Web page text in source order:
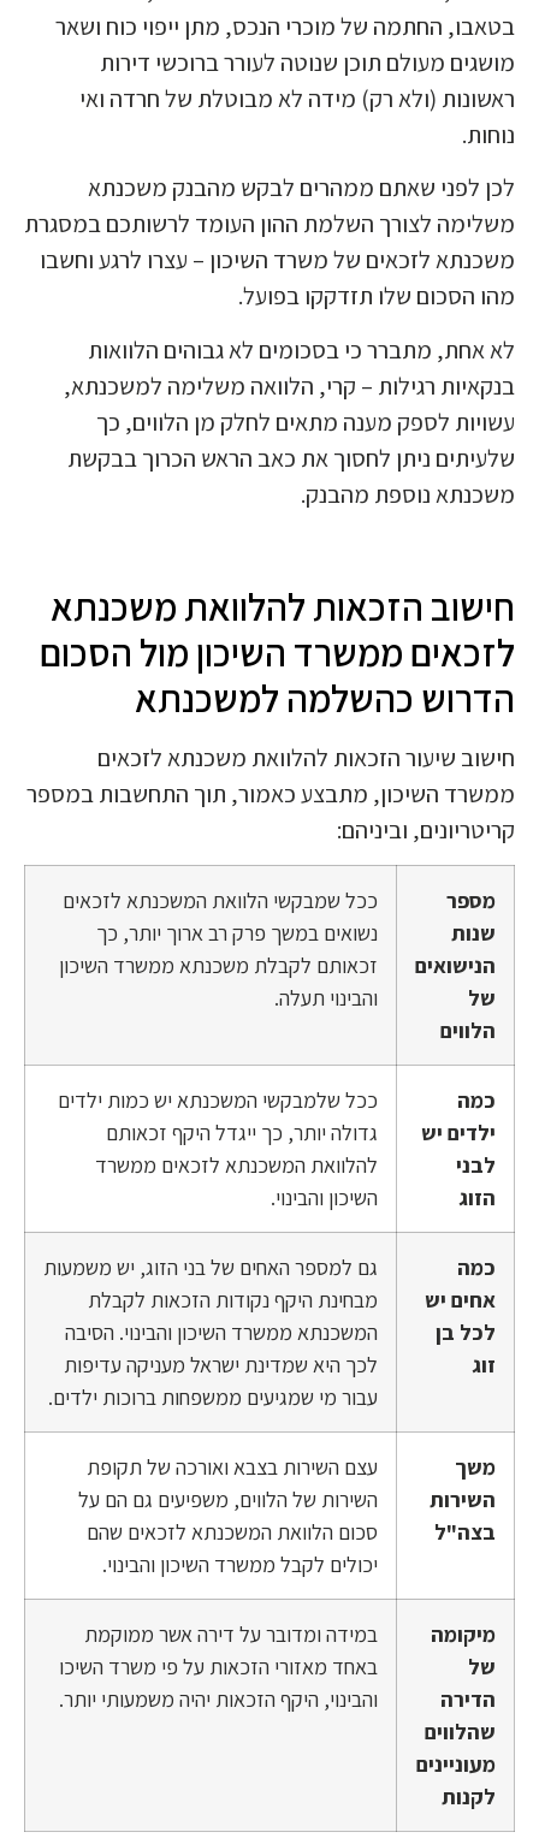
בטאבו, החתמה של מוכרי הנכס, מתן ייפוי כוח ושאר
מושגים מעולם תוכן שנוטה לעורר ברוכשי דירות
ראשונות (ולא רק) מידה לא מבוטלת של חרדה ואי
נוחות.
לכן לפני שאתם ממהרים לבקש מהבנק משכנתא
משלימה לצורך השלמת ההון העומד לרשותכם במסגרת
משכנתא לזכאים של משרד השיכון – עצרו לרגע וחשבו
מהו הסכום שלו תזדקקו בפועל.
לא אחת, מתברר כי בסכומים לא גבוהים הלוואות
בנקאיות רגילות – קרי, הלוואה משלימה למשכנתא,
עשויות לספק מענה מתאים לחלק מן הלווים, כך
שלעיתים ניתן לחסוך את כאב הראש הכרוך בבקשת
משכנתא נוספת מהבנק.
חישוב הזכאות להלוואת משכנתא
לזכאים ממשרד השיכון מול הסכום
הדרוש כהשלמה למשכנתא
חישוב שיעור הזכאות להלוואת משכנתא לזכאים
ממשרד השיכון, מתבצע כאמור, תוך התחשבות במספר
קריטריונים, וביניהם:
מספר
שנות
הנישואים
של
הלווים
ככל שמבקשי הלוואת המשכנתא לזכאים
נשואים במשך פרק רב ארוך יותר, כך
זכאותם לקבלת משכנתא ממשרד השיכון
והבינוי תעלה.
כמה
ילדים יש
לבני
הזוג
ככל שלמבקשי המשכנתא יש כמות ילדים
גדולה יותר, כך ייגדל היקף זכאותם
להלוואת המשכנתא לזכאים ממשרד
השיכון והבינוי.
כמה
אחים יש
לכל בן
גם למספר האחים של בני הזוג, יש משמעות
מבחינת היקף נקודות הזכאות לקבלת
המשכנתא ממשרד השיכון והבינוי. הסיבה
לכך היא שמדינת ישראל מעניקה עדיפות
עבור מי שמגיעים ממשפחות ברוכות ילדים.
משך
השירות
בצה"ל
עצם השירות בצבא ואורכה של תקופת
השירות של הלווים, משפיעים גם הם על
סכום הלוואת המשכנתא לזכאים שהם
יכולים לקבל ממשרד השיכון והבינוי.
מיקומה
של
הדירה
שהלווים
מעוניינים
לקנות
במידה ומדובר על דירה אשר ממוקמת
באחד מאזורי הזכאות על פי משרד השיכו
והבינוי, היקף הזכאות יהיה משמעותי יותר.